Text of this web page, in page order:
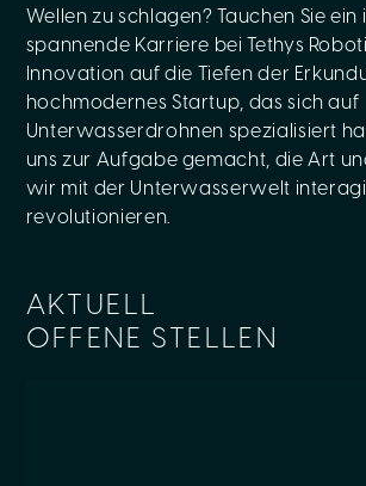
Wellen zu schlagen? Tauchen Sie ein
spannende Karriere bei Tethys
Innovation auf die Tiefen der
hochmodernes Startup, das sich auf
Unterwasserdrohnen spezialisiert
uns zur Aufgabe gemacht, die Art
wir mit der Unterwasserwelt
revolutionieren.
AKTUELL
OFFENE STELLEN